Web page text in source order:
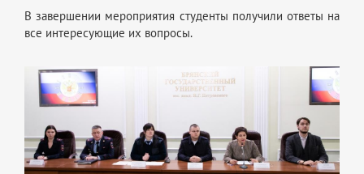
В завершении мероприятия студенты получили ответы на
все интересующие их вопросы.